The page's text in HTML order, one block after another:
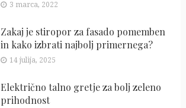
3 marca, 2022
Zakaj je stiropor za fasado pomemben
in kako izbrati najbolj primernega?
14 julija, 2025
Električno talno gretje za bolj zeleno
prihodnost